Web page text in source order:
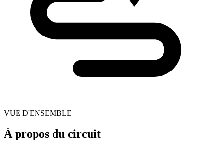
VUE D'ENSEMBLE
À propos du circuit